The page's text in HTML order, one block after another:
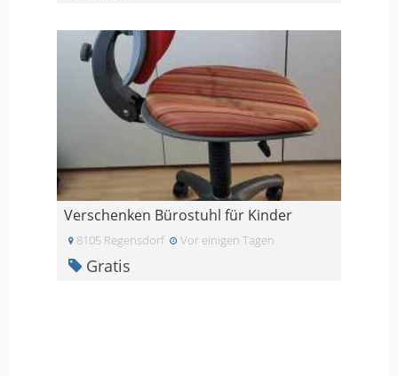
Verschenken Bürostuhl für Kinder
8105 Regensdorf Vor einigen Tagen
Gratis